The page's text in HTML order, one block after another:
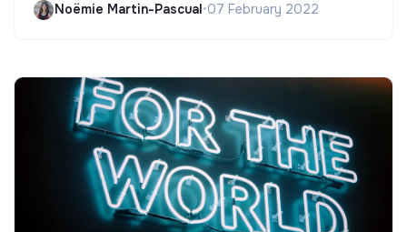
Noëmie Martin-Pascual•07 February 2022